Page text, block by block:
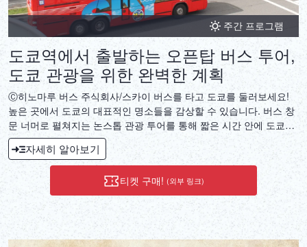
주간 프로그램
도쿄역에서 출발하는 오픈탑 버스 투어,
도쿄 관광을 위한 완벽한 계획
Ⓒ히노마루 버스 주식회사/스카이 버스를 타고 도쿄를 둘러보세요!
높은 곳에서 도쿄의 대표적인 명소들을 감상할 수 있습니다. 버스 창
문 너머로 펼쳐지는 논스톱 관광 투어를 통해 짧은 시간 안에 도쿄를
효율적으로 즐길 수 있습니다.
자세히 알아보기
티켓 구매! (외부 링크)